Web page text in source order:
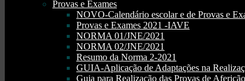
Provas e Exames
NOVO-Calendário escolar e de Provas e
Provas e Exames 2021 -IAVE
NORMA 01/JNE/2021
NORMA 02/JNE/2021
Resumo da Norma 2-2021
GUIA-Aplicação de Adaptações na
Guia para Realização das Provas de